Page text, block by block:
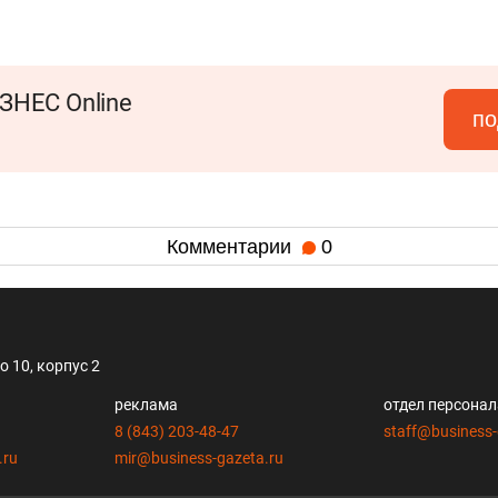
Online
Комментарии 0
10, корпус 2
реклама
8 (843) 203-48-47
mir@business-gazeta.ru
отдел